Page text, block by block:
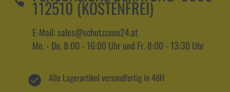
112510 (KOSTENFREI)
E-Mail: sales@schutzzaun24.at
Mo. - Do. 8:00 - 16:00 Uhr und Fr. 8:00 - 13:30 Uhr
Alle Lagerartikel versandfertig in 48H